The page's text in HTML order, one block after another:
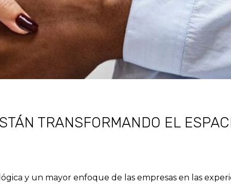
TRANSFORMANDO EL
y un mayor enfoque de las empresas en las